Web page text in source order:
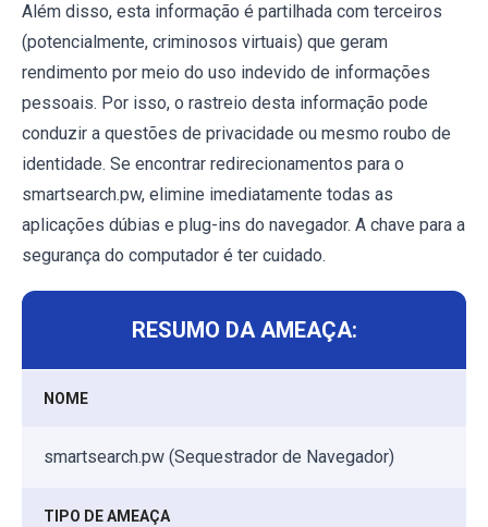
Além disso, esta informação é partilhada com terceiros
(potencialmente, criminosos virtuais) que geram
rendimento por meio do uso indevido de informações
pessoais. Por isso, o rastreio desta informação pode
conduzir a questões de privacidade ou mesmo roubo de
identidade. Se encontrar redirecionamentos para o
smartsearch.pw, elimine imediatamente todas as
aplicações dúbias e plug-ins do navegador. A chave para a
segurança do computador é ter cuidado.
RESUMO DA AMEAÇA:
NOME
smartsearch.pw (Sequestrador de Navegador)
TIPO DE AMEAÇA